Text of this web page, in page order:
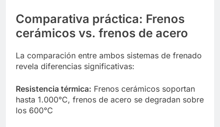
Comparativa práctica: Frenos
cerámicos vs. frenos de acero
La comparación entre ambos sistemas de frenado
revela diferencias significativas:
Resistencia térmica: Frenos cerámicos soportan
hasta 1.000°C, frenos de acero se degradan sobre
los 600°C